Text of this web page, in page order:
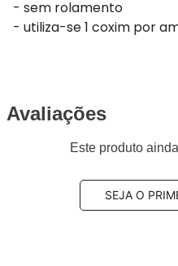
- sem rolamento
- utiliza-se 1 coxim por
Avaliações
Este produto
SEJA O